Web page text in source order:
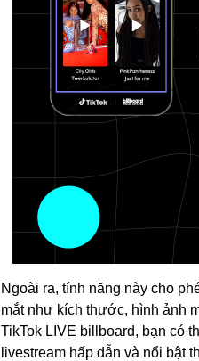
Ngoài ra, tính năng này cho
mắt như kích thước, hình ảnh
TikTok LIVE billboard, bạn có
livestream hấp dẫn và nổi bật